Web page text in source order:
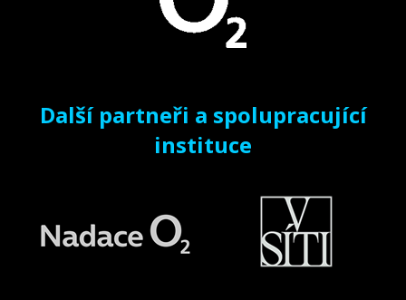
Další partneři a spolupracující
instituce